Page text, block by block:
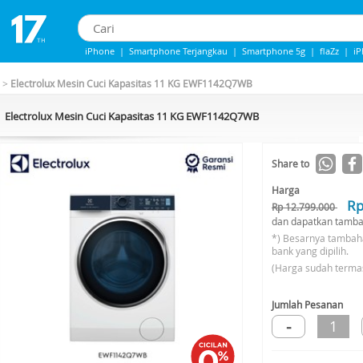
iPhone | Smartphone Terjangkau | Smartphone 5g | flaZz |
> Electrolux Mesin Cuci Kapasitas 11 KG EWF1142Q7WB
Electrolux Mesin Cuci Kapasitas 11 KG EWF1142Q7WB
Share to
Harga
Rp 12.799.000
dan dapatkan
*) Besarnya
bank yang dipilih.
(Harga sudah
Jumlah Pesanan
- 1